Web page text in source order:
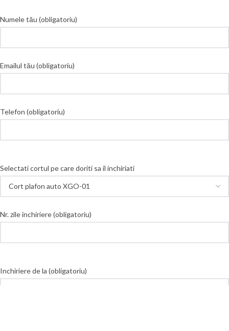
Numele tău (obligatoriu)
Emailul tău (obligatoriu)
Telefon (obligatoriu)
Selectati cortul pe care doriti sa il inchiriati
Nr. zile inchiriere (obligatoriu)
Inchiriere de la (obligatoriu)